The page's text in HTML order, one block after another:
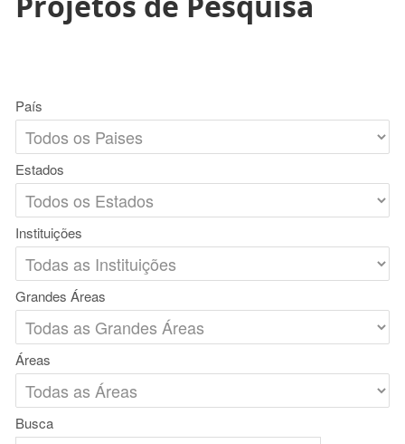
País
Estados
Instituições
Grandes Áreas
Áreas
Busca